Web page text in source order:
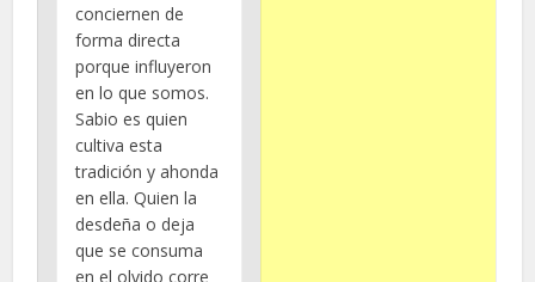
conciernen de
forma directa
porque influyeron
en lo que somos.
Sabio es quien
cultiva esta
tradición y ahonda
en ella. Quien la
desdeña o deja
que se consuma
en el olvido corre